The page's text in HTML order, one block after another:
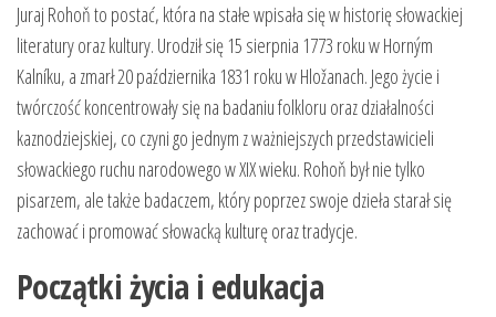
Juraj Rohoň to postać, która na stałe wpisała się w historię słowackiej
literatury oraz kultury. Urodził się 15 sierpnia 1773 roku w Horným
Kalníku, a zmarł 20 października 1831 roku w Hložanach. Jego życie i
twórczość koncentrowały się na badaniu folkloru oraz działalności
kaznodziejskiej, co czyni go jednym z ważniejszych przedstawicieli
słowackiego ruchu narodowego w XIX wieku. Rohoň był nie tylko
pisarzem, ale także badaczem, który poprzez swoje dzieła starał się
zachować i promować słowacką kulturę oraz tradycje.
Początki życia i edukacja